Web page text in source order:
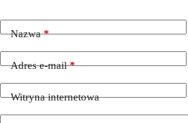
Nazwa*
Adres e-mail*
Witryna internetowa